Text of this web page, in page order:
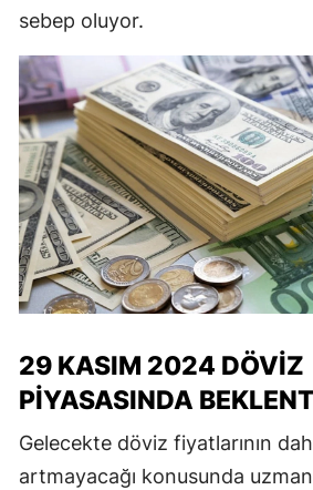
sebep oluyor.
29 KASIM 2024 DÖVIZ
PIYASASINDA
Gelecekte döviz fiyatlarının
artmayacağı konusunda